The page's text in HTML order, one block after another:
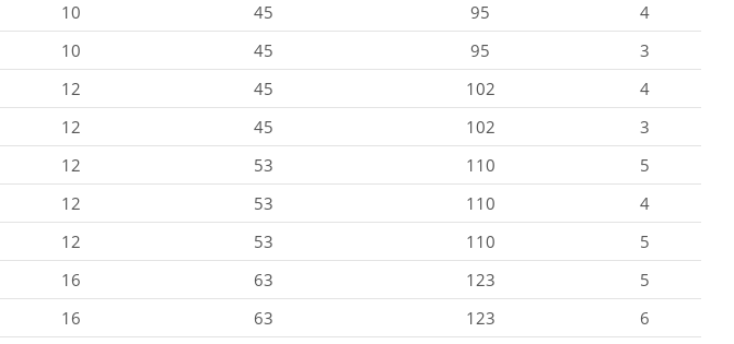
10 45 95
4
10 45 95
3
12 45 102
4
12 45 102
3
12 53 110
5
12 53 110
4
12 53 110
5
16 63 123
5
16 63 123
6